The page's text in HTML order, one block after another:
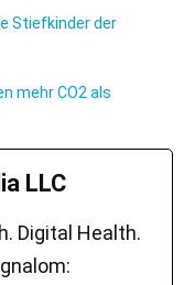
Stiefkinder der
mehr CO2 als
LLC
Digital Health.